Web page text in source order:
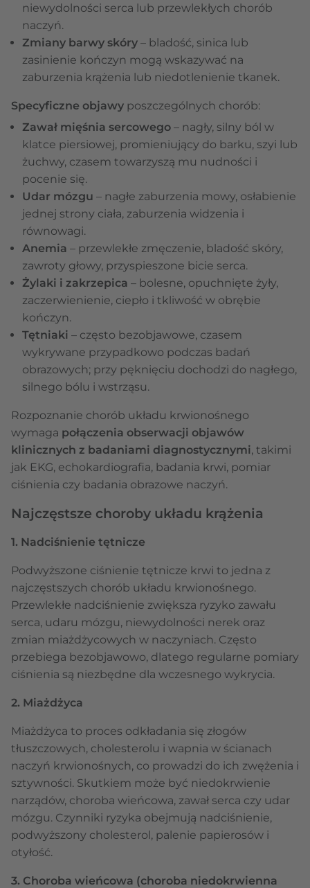
niewydolności serca lub przewlekłych chorób
naczyń.
Zmiany barwy skóry – bladość, sinica lub
zasinienie kończyn mogą wskazywać na
zaburzenia krążenia lub niedotlenienie tkanek.
Specyficzne objawy poszczególnych chorób:
Zawał mięśnia sercowego – nagły, silny ból w
klatce piersiowej, promieniujący do barku, szyi lub
żuchwy, czasem towarzyszą mu nudności i
pocenie się.
Udar mózgu – nagłe zaburzenia mowy, osłabienie
jednej strony ciała, zaburzenia widzenia i
równowagi.
Anemia – przewlekłe zmęczenie, bladość skóry,
zawroty głowy, przyspieszone bicie serca.
Żylaki i zakrzepica – bolesne, opuchnięte żyły,
zaczerwienienie, ciepło i tkliwość w obrębie
kończyn.
Tętniaki – często bezobjawowe, czasem
wykrywane przypadkowo podczas badań
obrazowych; przy pęknięciu dochodzi do nagłego,
silnego bólu i wstrząsu.
Rozpoznanie chorób układu krwionośnego
wymaga połączenia obserwacji objawów
klinicznych z badaniami diagnostycznymi, takimi
jak EKG, echokardiografia, badania krwi, pomiar
ciśnienia czy badania obrazowe naczyń.
Najczęstsze choroby układu krążenia
1. Nadciśnienie tętnicze
Podwyższone ciśnienie tętnicze krwi to jedna z
najczęstszych chorób układu krwionośnego.
Przewlekłe nadciśnienie zwiększa ryzyko zawału
serca, udaru mózgu, niewydolności nerek oraz
zmian miażdżycowych w naczyniach. Często
przebiega bezobjawowo, dlatego regularne pomiary
ciśnienia są niezbędne dla wczesnego wykrycia.
2. Miażdżyca
Miażdżyca to proces odkładania się złogów
tłuszczowych, cholesterolu i wapnia w ścianach
naczyń krwionośnych, co prowadzi do ich zwężenia i
sztywności. Skutkiem może być niedokrwienie
narządów, choroba wieńcowa, zawał serca czy udar
mózgu. Czynniki ryzyka obejmują nadciśnienie,
podwyższony cholesterol, palenie papierosów i
otyłość.
3. Choroba wieńcowa (choroba niedokrwienna